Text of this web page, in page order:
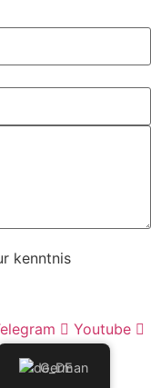
kenntnis
Youtube
der
German